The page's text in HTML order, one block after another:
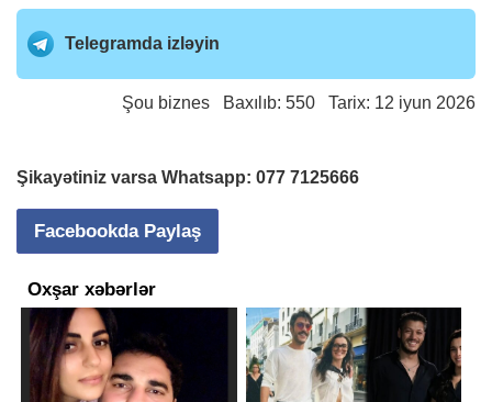
Telegramda izləyin
Şou biznes Baxılıb: 550 Tarix: 12 iyun 2026
Şikayətiniz varsa Whatsapp: 077 7125666
Facebookda Paylaş
Oxşar xəbərlər